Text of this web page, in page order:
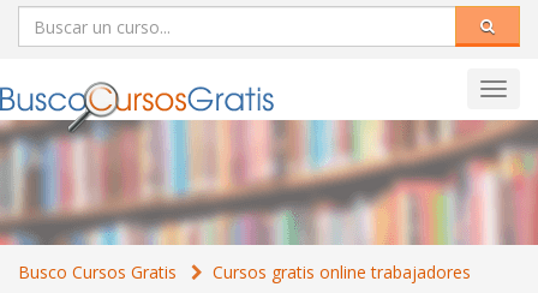
Busco Cursos Gratis Cursos gratis online trabajadores